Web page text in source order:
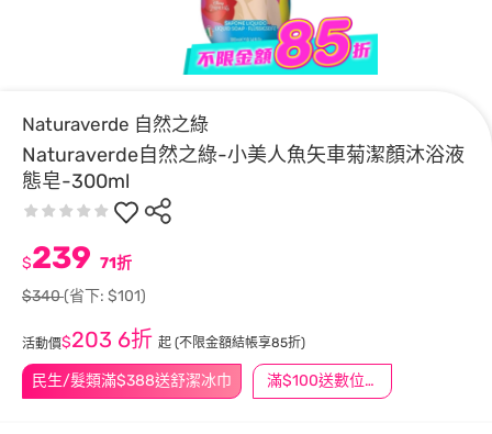
Naturaverde 自然之綠
Naturaverde自然之綠-小美人魚矢車菊潔顏沐浴液
態皂-300ml
民生/髮類滿$388送舒潔冰巾 滿$100送數位印花
$239 71折
$340(省下: $101)
活動價$203 6折 起 (不限金額結帳享85折)